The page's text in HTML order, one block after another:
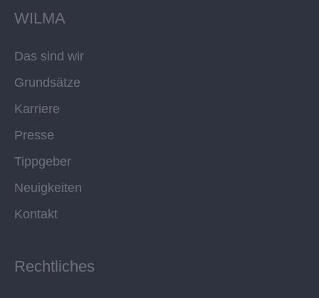
WILMA
Das sind wir
Grundsätze
Karriere
Presse
Tippgeber
Neuigkeiten
Kontakt
Rechtliches